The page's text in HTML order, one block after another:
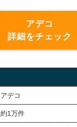
アデコ
詳細をチェック
アデコ
約1万件